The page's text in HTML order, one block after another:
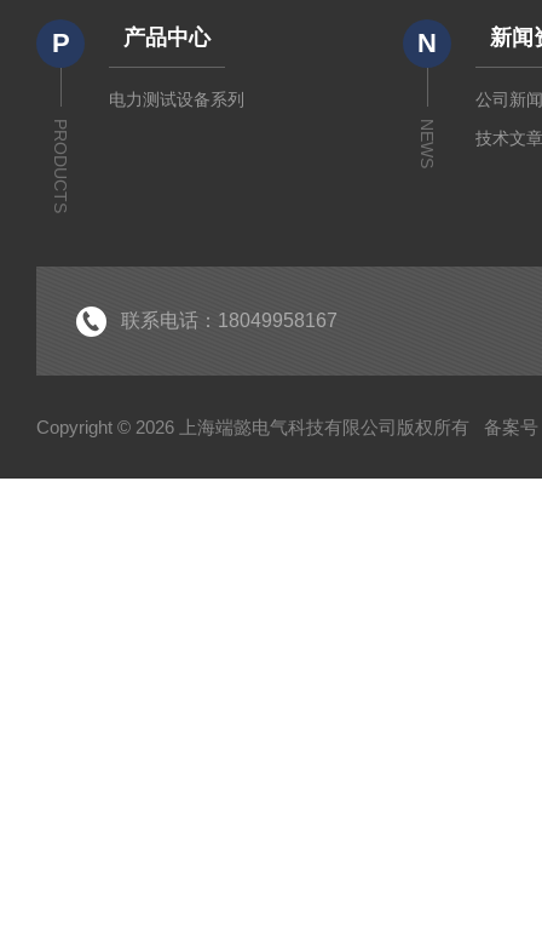
P
PRODUCTS
产品中心
电力测试设备系列
N
NEWS
新闻
公司新
技术文
联系电话：18049958167
Copyright © 2026 上海端懿电气科技有限公司版权所有 备案号